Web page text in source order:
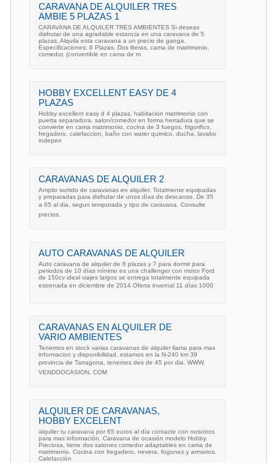
CARAVANA DE ALQUILER TRES
AMBIE 5 PLAZAS 1
CARAVANA DE ALQUILER TRES AMBIENTES Si deseas
disfrutar de una agradable estancia en una caravana de 5
plazas. Alquila esta caravana a un precio de ganga.
Especificaciones: 6 Plazas. Dos literas, cama de matrimonio,
comedor, (convertible en cama de m
HOBBY EXCELLENT EASY DE 4
PLAZAS
Hobby excellent easy d 4 plazas, habitacion matrimonio con
puerta separadora, salon/comedor en forma herradura que se
convierte en cama matrimonio, cocina de 3 fuegos, frigorifico,
fregadero, calefaccion, baño con water quimico, ducha, lavabo
indepen
CARAVANAS DE ALQUILER 2
Amplio surtido de caravanas en alquiler. Totalmente equipadas
y preparadas para disfrutar de unos días de descanso. De 35
a 65 al dia, segun temporada y tipo de caravana. Consulte
precios.
AUTO CARAVANAS DE ALQUILER
Auto caravana de alquiler de 6 plazas y 7 para dormir para
periodos de 10 días mínimo es una challenger con motor Ford
de 150cv ideal viajes largos se entrega totalmente equipada
estrenada en diciembre de 2014 Oferta invernal 11 días 1000
CARAVANAS EN ALQUILER DE
VARIO AMBIENTES
Tenemos en stock varias caravanas de alquiler llama para mas
informacion y disponibilidad, estamos en la N-240 km 39
provincia de Tarragona, tenemos des de 45 por dia. WWW.
VENDOOCASION. COM
ALQUILER DE CARAVANAS,
HOBBY EXCELENT
alquiler tu caravana por 65 euros al día contacte con nosotros
para mas información. Caravana de ocasión modelo Hobby.
Preciosa, tiene dos salones comedor adaptables en cama de
matrimonio. Cocina con fregadero, nevera, fogones y armarios.
Calefacción